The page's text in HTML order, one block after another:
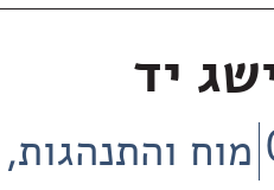
יד
מוח והתנהגות